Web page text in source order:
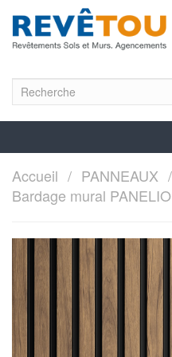
Accueil PANNEAUX
Bardage mural PANELIO